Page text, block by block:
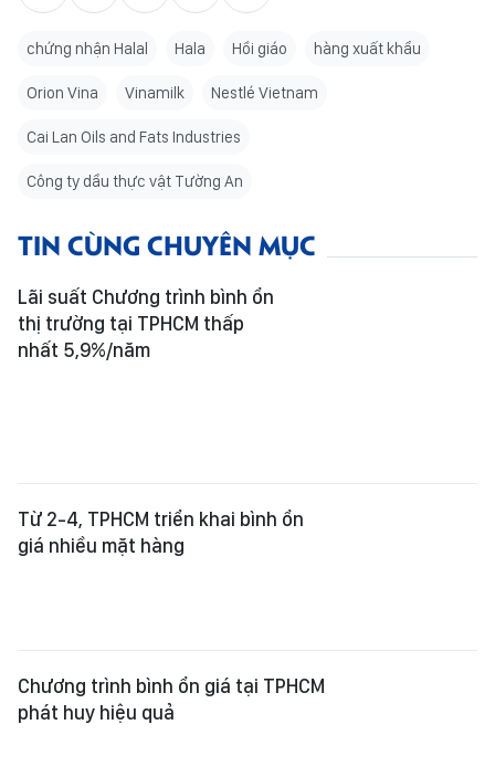
chứng nhận Halal Hala Hồi giáo hàng xuất khẩu
Orion Vina Vinamilk Nestlé Vietnam
Cai Lan Oils and Fats Industries
Công ty dầu thực vật Tường An
TIN CÙNG CHUYÊN MỤC
Lãi suất Chương trình bình ổn
thị trường tại TPHCM thấp
nhất 5,9%/năm
Từ 2-4, TPHCM triển khai bình ổn
giá nhiều mặt hàng
Chương trình bình ổn giá tại TPHCM
phát huy hiệu quả